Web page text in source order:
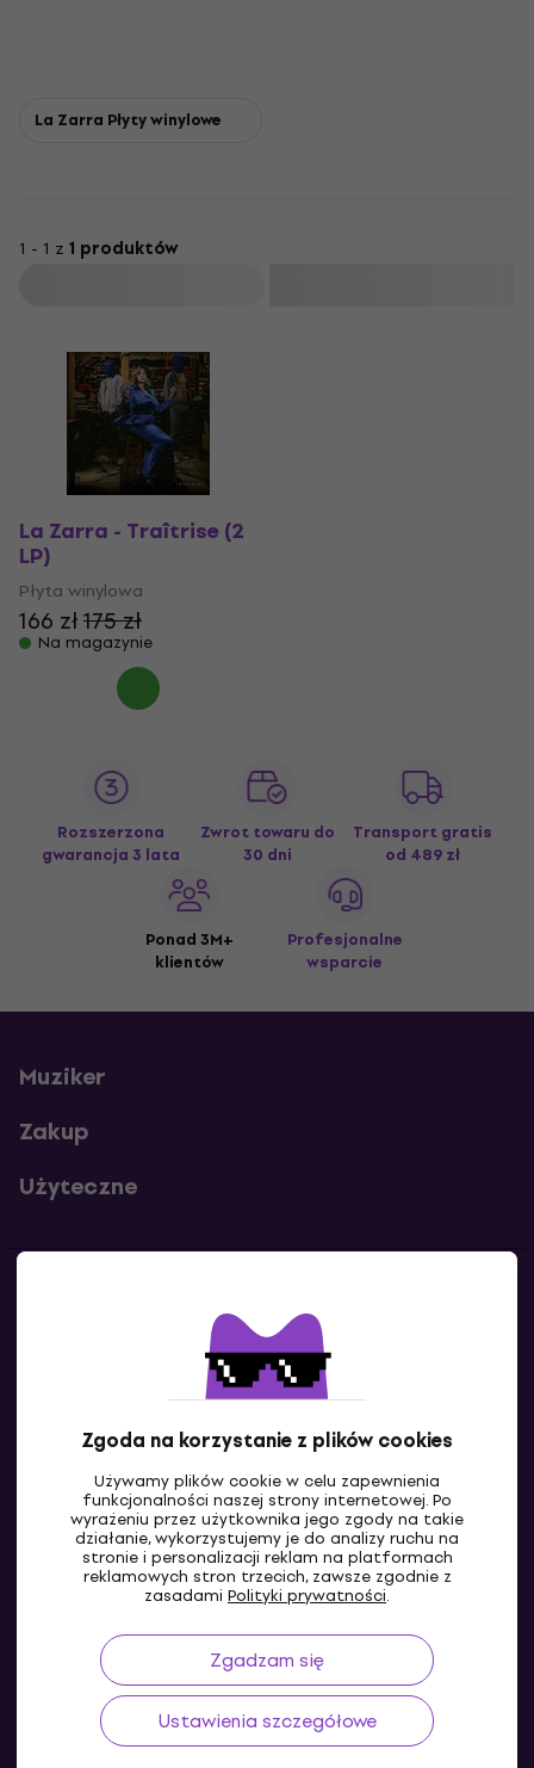
Zgoda na korzystanie z plików cookies
Używamy plików cookie w celu zapewnienia
funkcjonalności naszej strony internetowej. Po
wyrażeniu przez użytkownika jego zgody na takie
działanie, wykorzystujemy je do analizy ruchu na
stronie i personalizacji reklam na platformach
reklamowych stron trzecich, zawsze zgodnie z
zasadami Polityki prywatności.
Zgadzam się
Ustawienia szczegółowe
La Zarra Płyty winylowe
1 - 1 z 1 produktów
La Zarra - Traîtrise (2
LP)
Płyta winylowa
166 zł175 zł
Na magazynie
Rozszerzona
gwarancja 3 lata
Zwrot towaru do
30 dni
Transport gratis
od 489 zł
Ponad 3M+
klientów
Profesjonalne
wsparcie
Muziker
Zakup
Użyteczne
Skontaktuj się z nami
PL